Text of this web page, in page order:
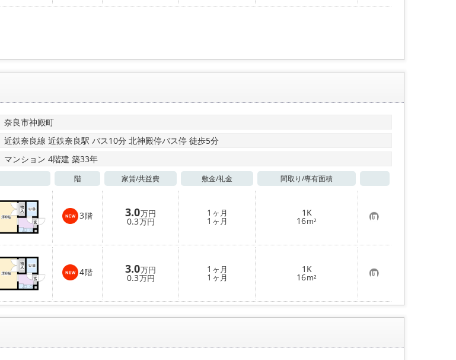
入
奈良市神殿町
近鉄奈良線 近鉄奈良駅 バス10分 北神殿停バス停 徒歩5分
マンション 4階建 築33年
階 家賃/共益費 敷金/礼金 間取り/専有面積
3階 3.0万円
0.3万円
1 ヶ月
1 ヶ月
1K
16m² お
気
に
入
り
登
録
4階 3.0万円
0.3万円
1 ヶ月
1 ヶ月
1K
16m² お
気
に
入
登